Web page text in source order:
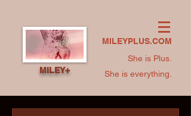
MILEYPLUS.COM
She is Plus.
She is everything.
MILEY+